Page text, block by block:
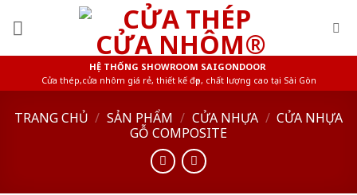
HỆ THỐNG SHOWROOM SAIGONDOOR
Cửa thép,cửa nhôm giá rẻ, thiết kế đẹp, chất lượng cao tại Sài Gòn
TRANG CHỦ / SẢN PHẨM / CỬA NHỰA / CỬA NHỰA
GỖ COMPOSITE